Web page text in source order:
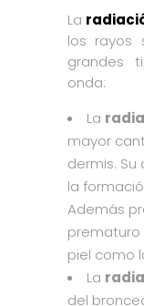
La
los rayos
grandes
onda:
La
mayor
dermis.
la
Además
prematuro
piel como
La
del